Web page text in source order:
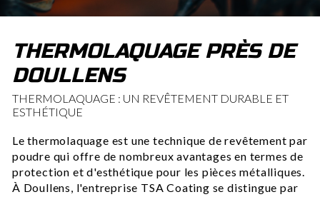
THERMOLAQUAGE PRÈS DE
DOULLENS
THERMOLAQUAGE : UN REVÊTEMENT DURABLE ET
ESTHÉTIQUE
Le thermolaquage est une technique de revêtement par
poudre qui offre de nombreux avantages en termes de
protection et d'esthétique pour les pièces métalliques.
À Doullens, l'entreprise TSA Coating se distingue par